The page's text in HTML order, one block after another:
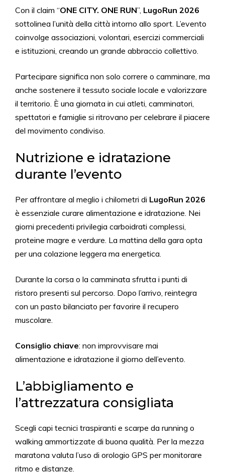
Con il claim “ONE CITY. ONE RUN”, LugoRun 2026
sottolinea l’unità della città intorno allo sport. L’evento
coinvolge associazioni, volontari, esercizi commerciali
e istituzioni, creando un grande abbraccio collettivo.
Partecipare significa non solo correre o camminare, ma
anche sostenere il tessuto sociale locale e valorizzare
il territorio. È una giornata in cui atleti, camminatori,
spettatori e famiglie si ritrovano per celebrare il piacere
del movimento condiviso.
Nutrizione e idratazione
durante l’evento
Per affrontare al meglio i chilometri di LugoRun 2026
è essenziale curare alimentazione e idratazione. Nei
giorni precedenti privilegia carboidrati complessi,
proteine magre e verdure. La mattina della gara opta
per una colazione leggera ma energetica.
Durante la corsa o la camminata sfrutta i punti di
ristoro presenti sul percorso. Dopo l’arrivo, reintegra
con un pasto bilanciato per favorire il recupero
muscolare.
Consiglio chiave: non improvvisare mai
alimentazione e idratazione il giorno dell’evento.
L’abbigliamento e
l’attrezzatura consigliata
Scegli capi tecnici traspiranti e scarpe da running o
walking ammortizzate di buona qualità. Per la mezza
maratona valuta l’uso di orologio GPS per monitorare
ritmo e distanze.